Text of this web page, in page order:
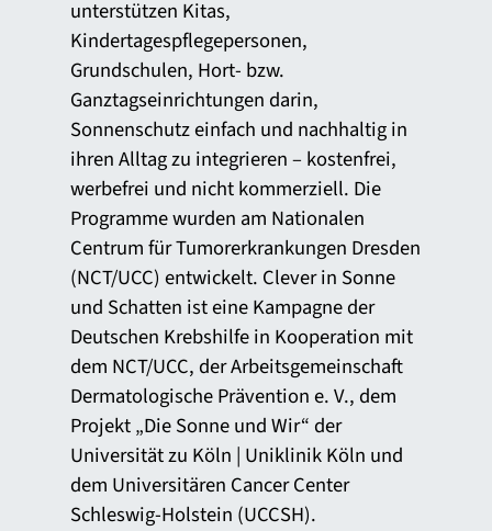
unterstützen Kitas,
Kindertagespflegepersonen,
Grundschulen, Hort- bzw.
Ganztagseinrichtungen darin,
Sonnenschutz einfach und nachhaltig in
ihren Alltag zu integrieren – kostenfrei,
werbefrei und nicht kommerziell. Die
Programme wurden am Nationalen
Centrum für Tumorerkrankungen Dresden
(NCT/UCC) entwickelt. Clever in Sonne
und Schatten ist eine Kampagne der
Deutschen Krebshilfe in Kooperation mit
dem NCT/UCC, der Arbeitsgemeinschaft
Dermatologische Prävention e. V., dem
Projekt „Die Sonne und Wir“ der
Universität zu Köln | Uniklinik Köln und
dem Universitären Cancer Center
Schleswig-Holstein (UCCSH).